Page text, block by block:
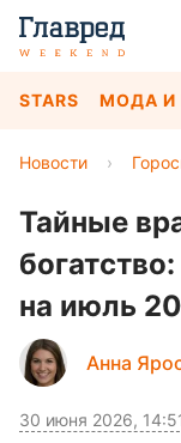
STARS МОДА И
Новости ›
Тайные
на июль
Анна
30 июня 2026,